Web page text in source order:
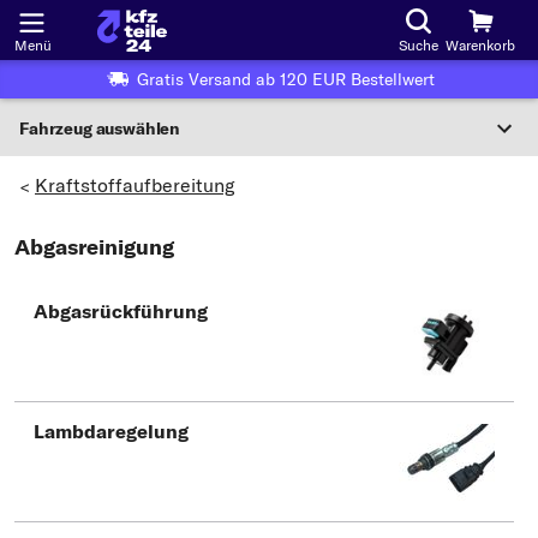
Menü Suche Warenkorb
Gratis Versand ab 120 EUR Bestellwert
Fahrzeug auswählen
Wo finde ich die?
Hersteller wählen
> Kraftstoffaufbereitung
Abgasreinigung
Abgasrückführung
Lambdaregelung